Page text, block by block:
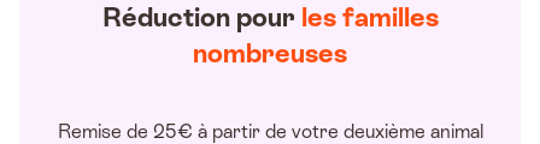
Réduction pour les familles
nombreuses
Remise de 25€ à partir de votre deuxième animal